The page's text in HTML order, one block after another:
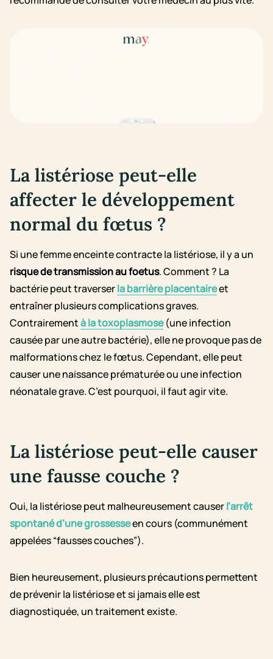
La listériose peut-elle
affecter le développement
normal du fœtus ?
Si une femme enceinte contracte la listériose, il y a un
risque de transmission au foetus. Comment ? La
bactérie peut traverserla barrière placentaireet
entraîner plusieurs complications graves.
Contrairementà la toxoplasmose(une infection
causée par une autre bactérie), elle ne provoque pas de
malformations chez le fœtus. Cependant, elle peut
causer une naissance prématurée ou une infection
néonatale grave. C’est pourquoi, il faut agir vite.
La listériose peut-elle causer
une fausse couche ?
Oui, la listériose peut malheureusement causerl’arrêt
spontané d’une grossesseen cours (communément
appelées “fausses couches”).
Bien heureusement, plusieurs précautions permettent
de prévenir la listériose et si jamais elle est
diagnostiquée, un traitement existe.